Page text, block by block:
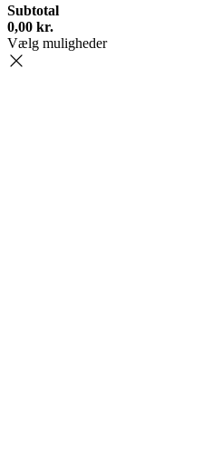
Subtotal
0,00 kr.
Vælg muligheder